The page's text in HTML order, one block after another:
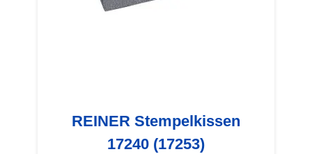
REINER Stempelkissen
17240 (17253)